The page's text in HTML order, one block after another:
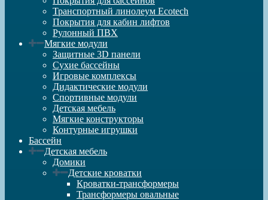
Транспортный линолеум Ecotech
Покрытия для кабин лифтов
Рулонный ПВХ
Мягкие модули
Защитные 3D панели
Сухие бассейны
Игровые комплексы
Дидактические модули
Спортивные модули
Детская мебель
Мягкие конструкторы
Контурные игрушки
Бассейн
Детская мебель
Домики
Детские кроватки
Кроватки-трансформеры
Трансформеры овальные